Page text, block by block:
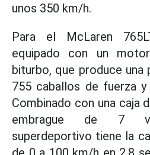
unos 350 km/h.
Para el McLaren
equipado con un
biturbo, que produce una
755 caballos de fuerza
Combinado con una caja
embrague de 7
superdeportivo tiene la